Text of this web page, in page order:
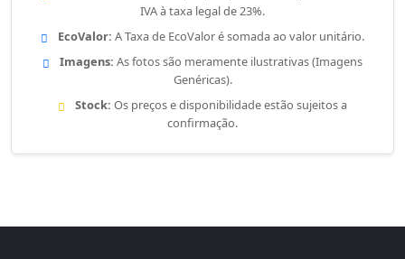
IVA à taxa legal de 23%.
EcoValor: A Taxa de EcoValor é somada ao valor unitário.
Imagens: As fotos são meramente ilustrativas (Imagens
Genéricas).
Stock: Os preços e disponibilidade estão sujeitos a
confirmação.